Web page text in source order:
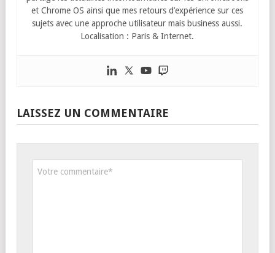
et Chrome OS ainsi que mes retours d’expérience sur ces
sujets avec une approche utilisateur mais business aussi.
Localisation : Paris & Internet.
LAISSEZ UN COMMENTAIRE